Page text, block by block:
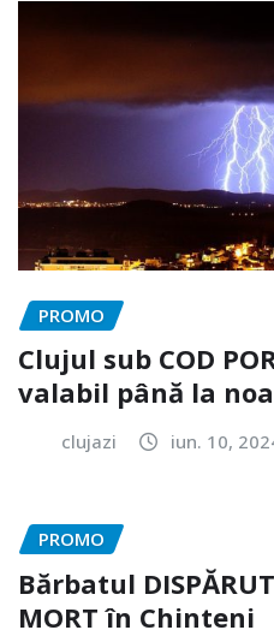
PROMO
Clujul sub COD
valabil până la
clujazi iun. 10,
PROMO
Bărbatul
MORT în Chinteni